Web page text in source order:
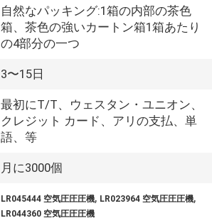
自然なパッキング:1箱の内部の茶色
箱、茶色の強いカートン箱1箱あたり
の4部分の一つ
3〜15日
最初にT/T、ウェスタン・ユニオン、
クレジット カード、アリの支払、単
語、等
月に3000個
LR045444 空気圧圧圧機, LR023964 空気圧圧圧機,
LR044360 空気圧圧圧機